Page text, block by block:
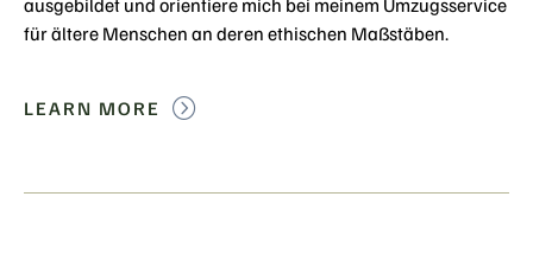
für ältere Menschen an deren ethischen Maßstäben.
LEARN MORE